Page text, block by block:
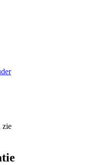
zie